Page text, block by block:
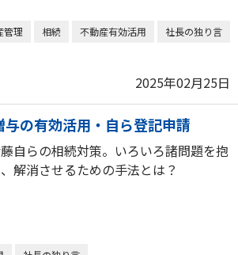
管理 相続 不動産有効活用
社長の独り言
2025年02月25日
の有効活用・自ら登記申請
自らの相続対策。いろいろ諸問題を抱
解消させるための手法とは？